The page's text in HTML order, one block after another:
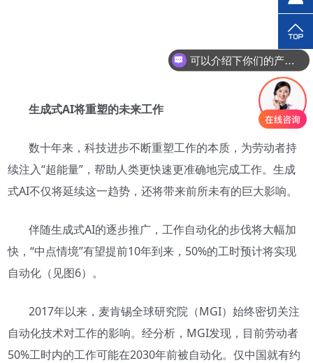
生成式AI将重塑的未来工作
数十年来，科技进步不断重塑工作的本质，为劳动者持
续注入“超能量”，帮助人类更快速更准确地完成工作。生成
式AI不仅将延续这一趋势，还将带来前所未有的巨大影响。
伴随生成式AI的逐步推广，工作自动化的步伐将大幅加
快，“中点情境”有望提前10年到来，50%的工时预计将实现
自动化（见图6）。
2017年以来，麦肯锡全球研究院（MGI）始终密切关注
自动化技术对工作的影响。经分析，MGI发现，目前劳动者
50%工时内的工作可能在2030年前被自动化。仅中国就有约
可以介绍下你们的产品么？